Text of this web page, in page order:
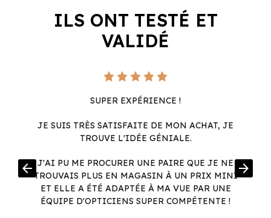
ILS ONT TESTÉ ET
VALIDÉ
SUPER EXPÉRIENCE !
JE SUIS TRÈS SATISFAITE DE MON ACHAT, JE
TROUVE L'IDÉE GÉNIALE.
J'AI PU ME PROCURER UNE PAIRE QUE JE NE
TROUVAIS PLUS EN MAGASIN À UN PRIX MINI
ET ELLE A ÉTÉ ADAPTÉE À MA VUE PAR UNE
ÉQUIPE D'OPTICIENS SUPER COMPÉTENTE !
arrow_back arrow_forward